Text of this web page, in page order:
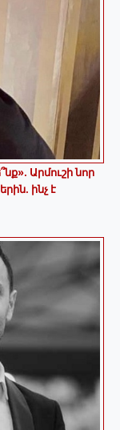
Արմուշի նոր
ինչ է